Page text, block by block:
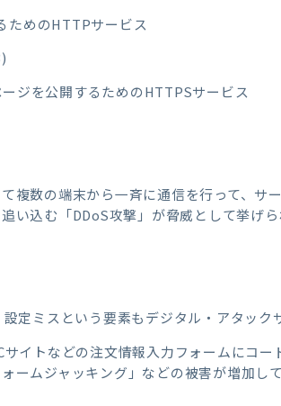
ためのHTTPサービス
ジを公開するためのHTTPSサービス
複数の端末から一斉に通信を行って、サ
い込む「DDoS攻撃」が脅威として挙げら
定ミスという要素もデジタル・アタック
サイトなどの注文情報入力フォームにコ
ームジャッキング」などの被害が増加して